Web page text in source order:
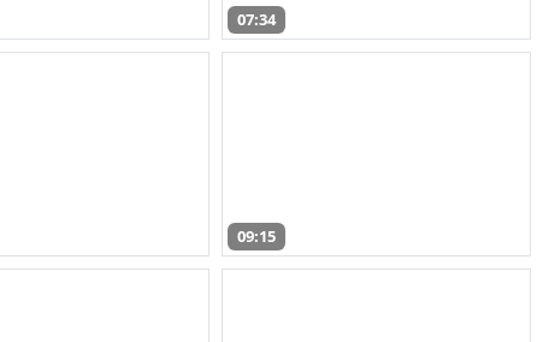
07:34
09:15